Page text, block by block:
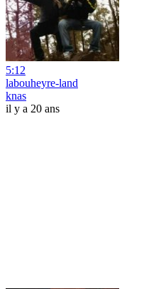
5:12
labouheyre-land
knas
il y a 20 ans